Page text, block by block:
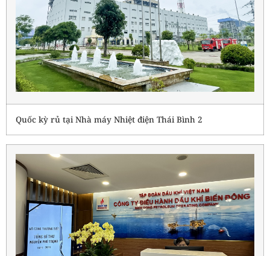
Quốc kỳ rủ tại Nhà máy Nhiệt điện Thái Bình 2